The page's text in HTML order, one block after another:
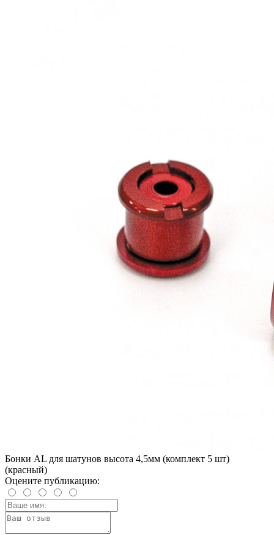
Бонки AL для шатунов высота 4,5мм (комплект 5 шт)
(красный)
Оцените публикацию: